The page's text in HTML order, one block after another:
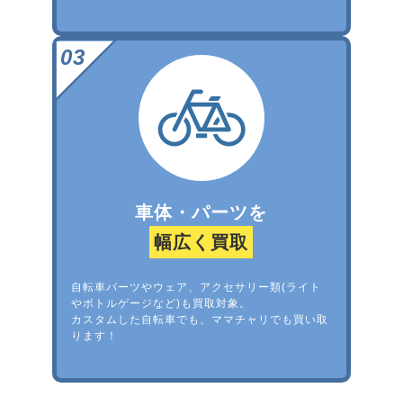
車体・パーツを
幅広く買取
自転車パーツやウェア、アクセサリー類(ライト
やボトルゲージなど)も買取対象。
カスタムした自転車でも、ママチャリでも買い取
ります！